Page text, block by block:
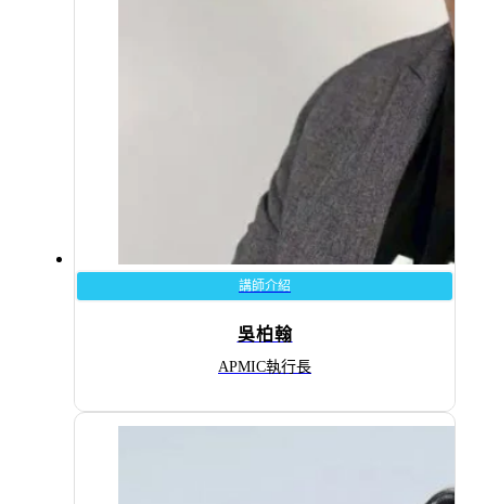
講師介紹
吳柏翰
APMIC執行長